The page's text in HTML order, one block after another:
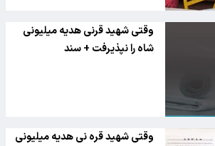
وقتی شهید قرنی هدیه میلیونی
شاه را نپذیرفت + سند
وقتی شهید قره نی هدیه میلیونی